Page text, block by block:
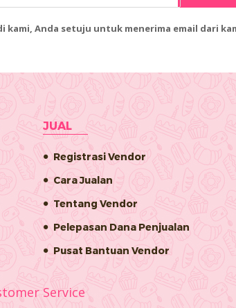
kami, Anda setuju untuk menerima email dari
JUAL
Registrasi Vendor
Cara Jualan
Tentang Vendor
Pelepasan Dana Penjualan
Pusat Bantuan Vendor
Service